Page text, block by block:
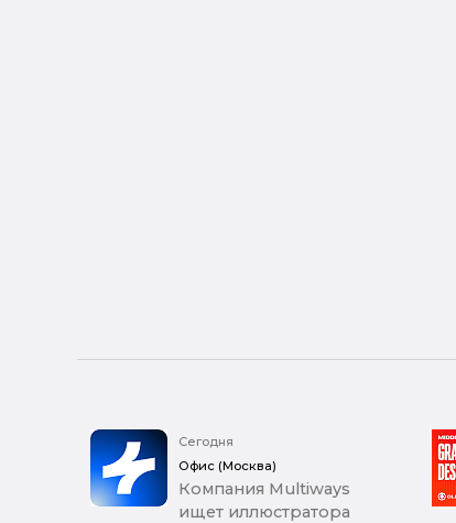
Сегодня
Офис (Москва)
Компания Multiways
ищет иллюстратора